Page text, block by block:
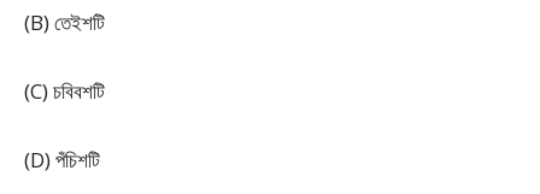
(B) তেইশটি
(C) চবিবশটি
(D) পঁচিশটি